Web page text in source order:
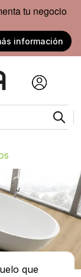
tu negocio
información
que